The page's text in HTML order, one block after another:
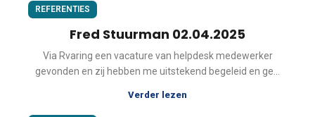
REFERENTIES
Fred Stuurman 02.04.2025
Via Rvaring een vacature van helpdesk medewerker
gevonden en zij hebben me uitstekend begeleid en ge...
Verder lezen